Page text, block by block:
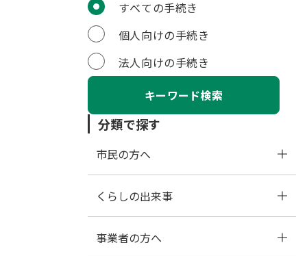
すべての手続き
個人向けの手続き
法人向けの手続き
分類で探す
市民の方へ
イベント情報
住民票・戸籍・印鑑証明
くらしの出来事
健康・医療
事業者の方へ